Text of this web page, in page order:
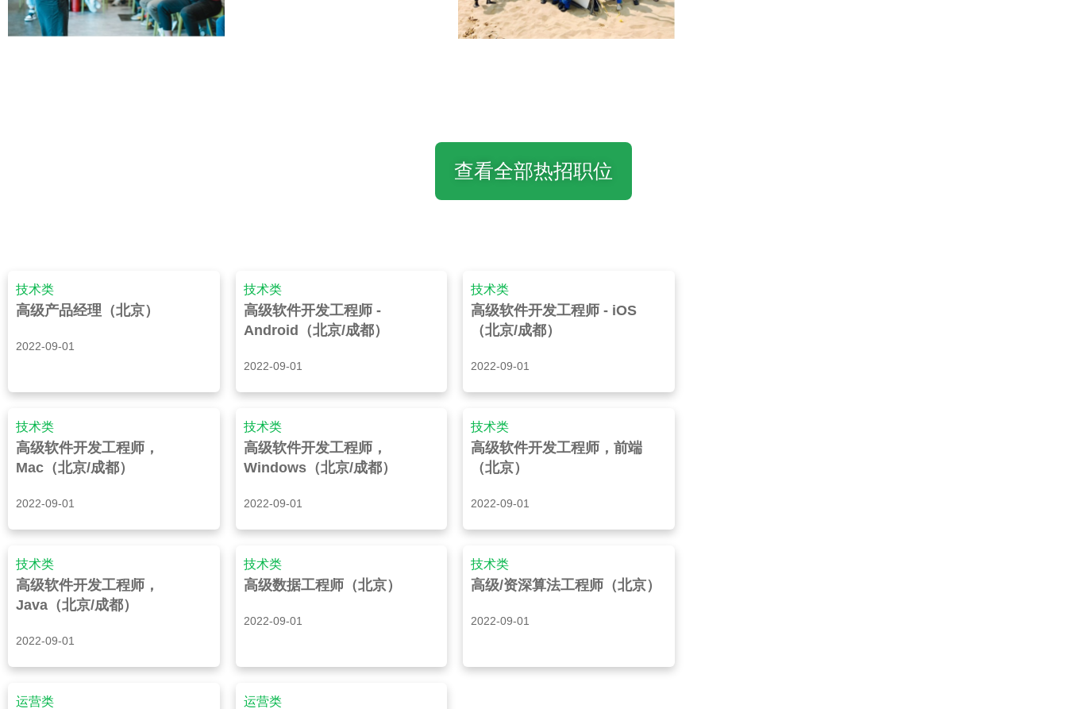
查看全部热招职位
技术类
高级产品经理（北京）
2022-09-01
技术类
高级软件开发工程师 -
Android（北京/成都）
2022-09-01
技术类
高级软件开发工程师 - iOS
（北京/成都）
2022-09-01
技术类
高级软件开发工程师，
Mac（北京/成都）
2022-09-01
技术类
高级软件开发工程师，
Windows（北京/成都）
2022-09-01
技术类
高级软件开发工程师，前端
（北京）
2022-09-01
技术类
高级软件开发工程师，
Java（北京/成都）
2022-09-01
技术类
高级数据工程师（北京）
2022-09-01
技术类
高级/资深算法工程师（北京）
2022-09-01
运营类 运营类